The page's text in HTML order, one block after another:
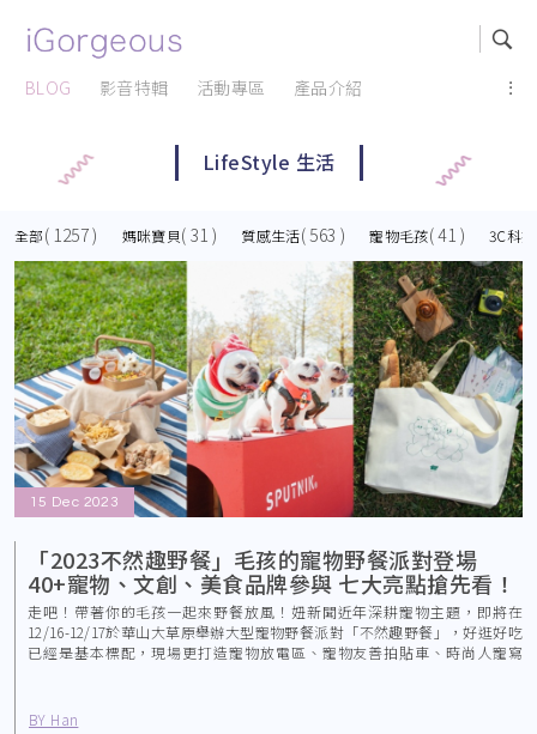
BLOG 影音特輯 活動專區 產品介紹 ...
LifeStyle 生活
全部( 1257 ) 媽咪寶貝( 31 ) 質感生活( 563 ) 寵物毛孩( 41 ) 3C科技
15 Dec 2023
BY Han
「2023不然趣野餐」毛孩的寵物野餐派對登場
40+寵物、文創、美食品牌參與 七大亮點搶先看！
走吧！帶著你的毛孩一起來野餐放風！妞新聞近年深耕寵物主題，即將在
12/16-12/17於華山大草原舉辦大型寵物野餐派對「不然趣野餐」，好逛好吃
已經是基本標配，現場更打造寵物放電區、寵物友善拍貼車、時尚人寵寫